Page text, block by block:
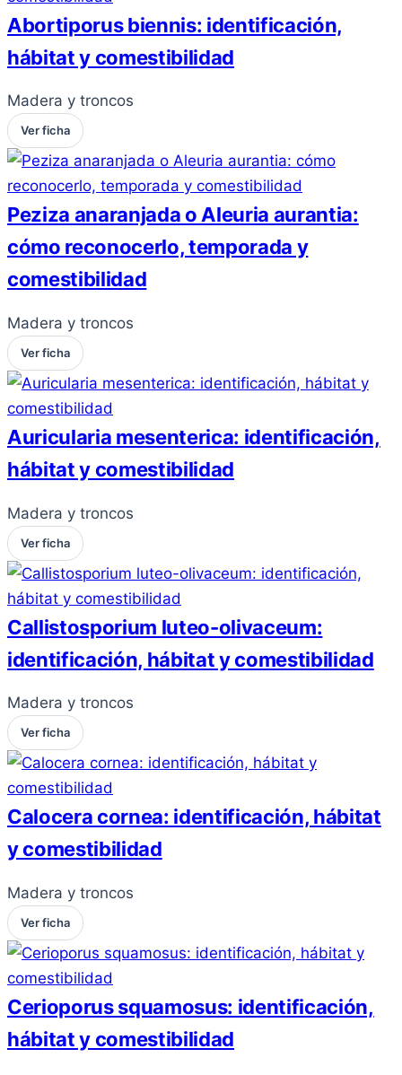
Abortiporus biennis: identificación,
hábitat y comestibilidad
Madera y troncos
Ver ficha
Peziza anaranjada o Aleuria aurantia:
cómo reconocerlo, temporada y
comestibilidad
Madera y troncos
Ver ficha
Auricularia mesenterica: identificación,
hábitat y comestibilidad
Madera y troncos
Ver ficha
Callistosporium luteo-olivaceum:
identificación, hábitat y comestibilidad
Madera y troncos
Ver ficha
Calocera cornea: identificación, hábitat
y comestibilidad
Madera y troncos
Ver ficha
Cerioporus squamosus: identificación,
hábitat y comestibilidad